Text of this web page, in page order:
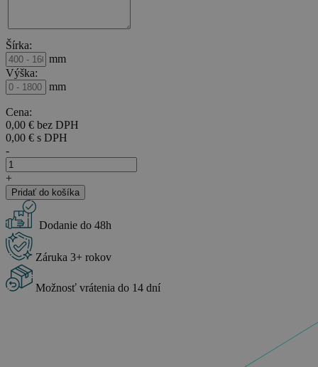
Šírka:
mm
Výška:
mm
Cena:
0,00 € bez DPH
0,00 € s DPH
-
množstvo
Látkové
rolety
Compact
látky
Perla
+
Pridať do košíka
Dodanie do 48h
Záruka 3+ rokov
Možnosť vrátenia do 14 dní